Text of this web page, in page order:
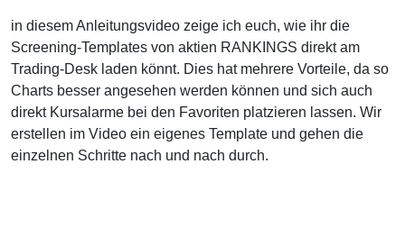
in diesem Anleitungsvideo zeige ich euch, wie ihr die
Screening-Templates von aktien RANKINGS direkt am
Trading-Desk laden könnt. Dies hat mehrere Vorteile, da so
Charts besser angesehen werden können und sich auch
direkt Kursalarme bei den Favoriten platzieren lassen. Wir
erstellen im Video ein eigenes Template und gehen die
einzelnen Schritte nach und nach durch.